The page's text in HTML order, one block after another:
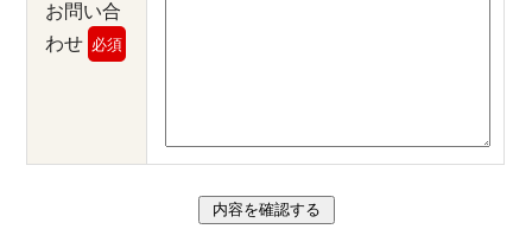
お問い合
わせ 必須